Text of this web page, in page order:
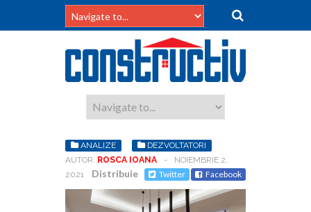
ANALIZE
DEZVOLTATORI
AUTOR: ROSCA IOANA -
NOIEMBRIE 2,
2021
Distribuie Twitter Facebook